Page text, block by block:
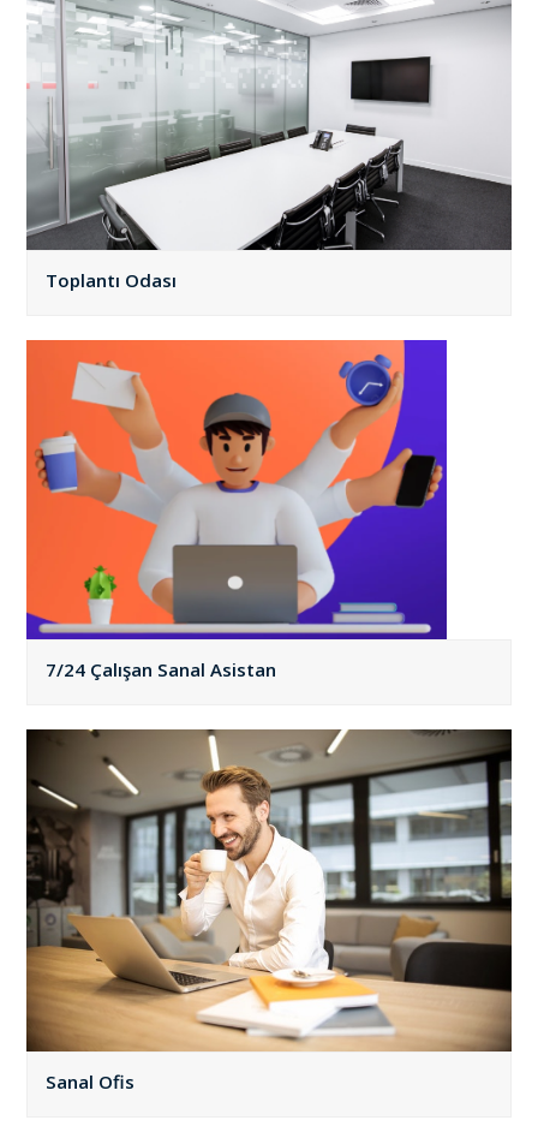
Toplantı Odası
7/24 Çalışan Sanal Asistan
Sanal Ofis